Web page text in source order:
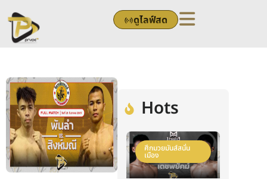
to
content
ดูไลฟ์สด
Hots
ศึกมวยมันส์สนั่น
เมือง